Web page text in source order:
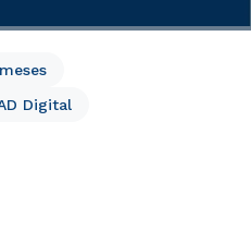
Digital